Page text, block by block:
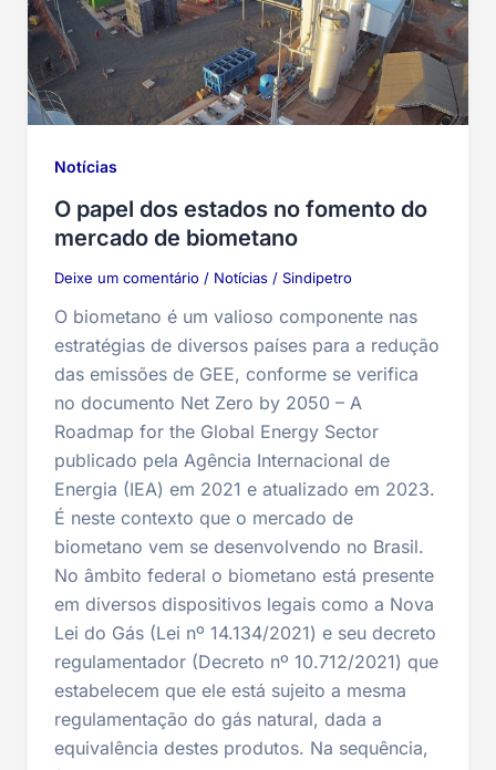
Notícias
O papel dos estados no fomento do
mercado de biometano
Deixe um comentário / Notícias/ Sindipetro
O biometano é um valioso componente nas
estratégias de diversos países para a redução
das emissões de GEE, conforme se verifica
no documento Net Zero by 2050 – A
Roadmap for the Global Energy Sector
publicado pela Agência Internacional de
Energia (IEA) em 2021 e atualizado em 2023.
É neste contexto que o mercado de
biometano vem se desenvolvendo no Brasil.
No âmbito federal o biometano está presente
em diversos dispositivos legais como a Nova
Lei do Gás (Lei nº 14.134/2021) e seu decreto
regulamentador (Decreto nº 10.712/2021) que
estabelecem que ele está sujeito a mesma
regulamentação do gás natural, dada a
equivalência destes produtos. Na sequência,